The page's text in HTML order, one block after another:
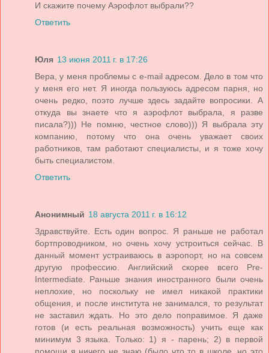
И скажите почему Аэрофлот выбрали??
Ответить
Юля 13 июня 2011 г. в 17:26
Вера, у меня проблемы с e-mail адресом. Дело в том что
у меня его нет. Я иногда пользуюсь адресом парня, но
очень редко, поэто лучше здесь задайте вопросики. А
откуда вы знаете что я аэрофлот выбрала, я разве
писала?))) Не помню, честное слово))) Я выбрала эту
компанию, потому что она очень уважает своих
работников, там работают специалисты, и я тоже хочу
быть специалистом.
Ответить
Анонимный 18 августа 2011 г. в 16:12
Здравствуйте. Есть один вопрос. Я раньше не работал
бортпроводником, но очень хочу устроиться сейчас. В
данный момент устраиваюсь в аэропорт, но на совсем
другую профессию. Английский скорее всего Pre-
Intermediate. Раньше знания иностранного были очень
неплохие, но поскольку не имел никакой практики
общения, и после института не занимался, то результат
не заставил ждать. Но это дело поправимое. Я даже
готов (и есть реальная возможность) учить еще как
минимум 3 языка. Только: 1) я - парень; 2) в первой